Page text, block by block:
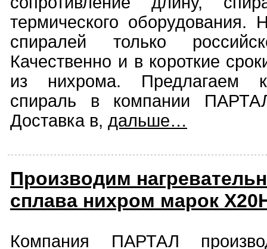
термического оборудования.
спиралей только
Качественно и в короткие
из нихрома. Предлагаем
спираль в компании
Доставка в, дальше…
Производим
сплава нихром марок
Компания ПАРТАЛ